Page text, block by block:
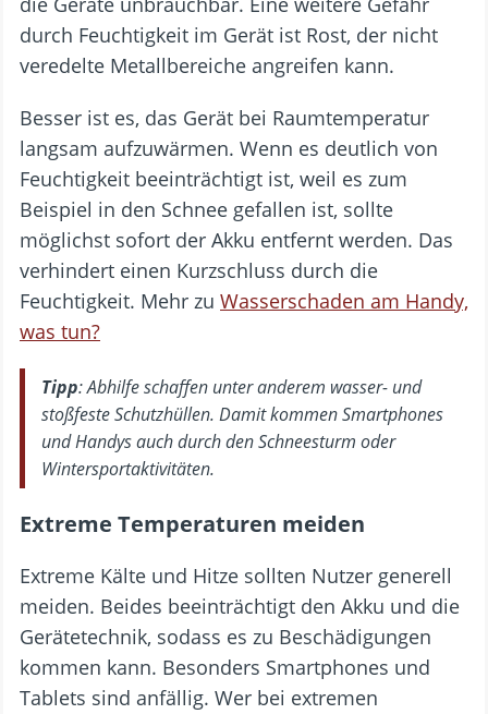
durch Feuchtigkeit im Gerät ist Rost, der nicht
veredelte Metallbereiche angreifen kann.
Besser ist es, das Gerät bei Raumtemperatur
langsam aufzuwärmen. Wenn es deutlich von
Feuchtigkeit beeinträchtigt ist, weil es zum
Beispiel in den Schnee gefallen ist, sollte
möglichst sofort der Akku entfernt werden. Das
verhindert einen Kurzschluss durch die
Feuchtigkeit. Mehr zu Wasserschaden am Handy,
was tun?
Tipp: Abhilfe schaffen unter anderem wasser- und
stoßfeste Schutzhüllen. Damit kommen Smartphones
und Handys auch durch den Schneesturm oder
Wintersportaktivitäten.
Extreme Temperaturen meiden
Extreme Kälte und Hitze sollten Nutzer generell
meiden. Beides beeinträchtigt den Akku und die
Gerätetechnik, sodass es zu Beschädigungen
kommen kann. Besonders Smartphones und
Tablets sind anfällig. Wer bei extremen